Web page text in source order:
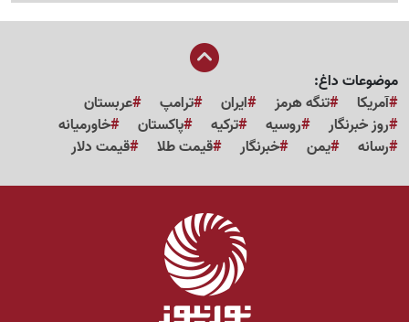
موضوعات داغ:
آمریکا
تنگه هرمز ایران ترامپ
عربستان
روز خبرنگار
روسیه ترکیه پاکستان
خاورمیانه
رسانه
یمن خبرنگار قیمت طلا قیمت دلار